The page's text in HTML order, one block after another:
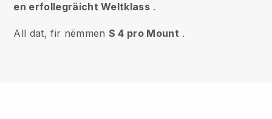
en erfollegräicht Weltklass .
All dat, fir nëmmen $ 4 pro Mount .